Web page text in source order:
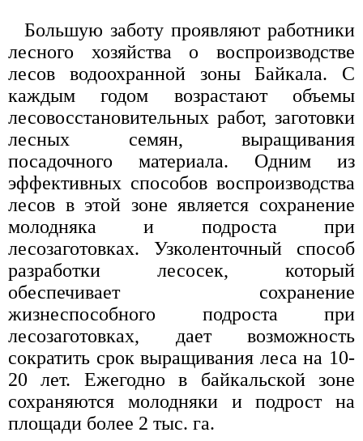
Большую заботу проявляют работники
лесного хозяйства о воспроизводстве
лесов водоохранной зоны Байкала. С
каждым годом возрастают объемы
лесовосстановительных работ, заготовки
лесных семян, выращивания
посадочного материала. Одним из
эффективных способов воспроизводства
лесов в этой зоне является сохранение
молодняка и подроста при
лесозаготовках. Узколенточный способ
разработки лесосек, который
обеспечивает сохранение
жизнеспособного подроста при
лесозаготовках, дает возможность
сократить срок выращивания леса на 10-
20 лет. Ежегодно в байкальской зоне
сохраняются молодняки и подрост на
площади более 2 тыс. га.